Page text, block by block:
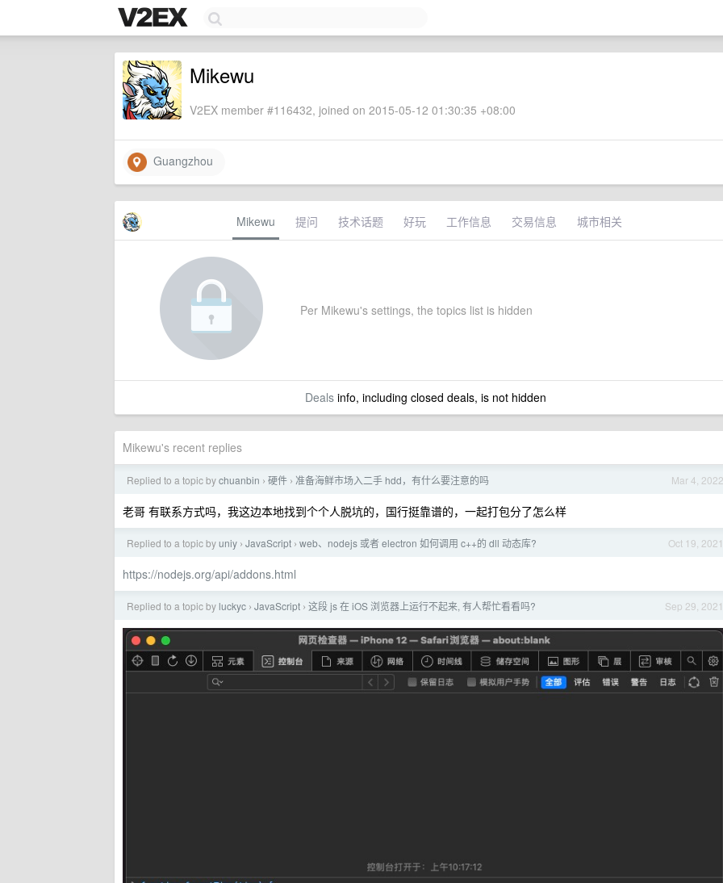
Mikewu
V2EX member #116432, joined on 2015-05-12 01:30:35 +08:00
Guangzhou
Mikewu 提问 技术话题 好玩 工作信息 交易信息 城市相关
Per Mikewu's settings, the topics list is hidden
Dealsinfo, including closed deals, is not hidden
Mikewu's recent replies
Mar 4, 2022
Replied to a topic bychuanbin › 硬件 › 准备海鲜市场入二手 hdd，有什么要注意的吗
老哥 有联系方式吗，我这边本地找到个个人脱坑的，国行挺靠谱的，一起打包分了怎么样
Oct 19, 2021
Replied to a topic byuniy › JavaScript › web、nodejs 或者 electron 如何调用 c++的 dll 动态库?
https://nodejs.org/api/addons.html
Sep 29, 2021
Replied to a topic by luckyc › JavaScript › 这段 js 在 iOS 浏览器上运行不起来, 有人帮忙看看吗?